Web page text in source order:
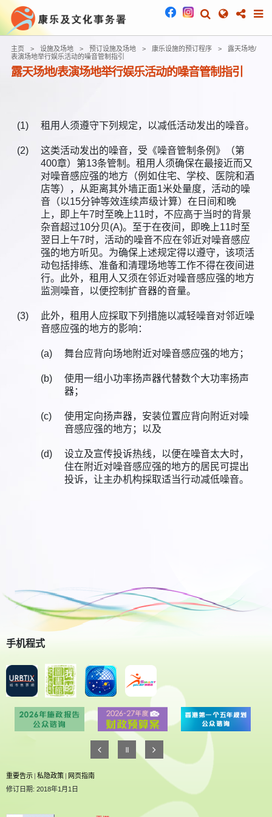
主页 设施及场地 预订设施及场地 康乐设施的预订程序
露天场地/
表演场地举行娱乐活动的噪音管制指引
露天场地/表演场地举行娱乐活动的噪音管制指引
(1) 租用人须遵守下列规定，以减低活动发出的噪音。
(2)
这类活动发出的噪音，受《噪音管制条例》（第
400章）第13条管制。租用人须确保在最接近而又
对噪音感应强的地方（例如住宅、学校、医院和酒
店等），从距离其外墙正面1米处量度，活动的噪
音（以15分钟等效连续声级计算）在日间和晚
上，即上午7时至晚上11时，不应高于当时的背景
杂音超过10分贝(A)。至于在夜间，即晚上11时至
翌日上午7时，活动的噪音不应在邻近对噪音感应
强的地方听见。为确保上述规定得以遵守，该项活
动包括排练、准备和清理场地等工作不得在夜间进
行。此外，租用人又须在邻近对噪音感应强的地方
监测噪音，以便控制扩音器的音量。
(3)
此外，租用人应採取下列措施以减轻噪音对邻近噪
音感应强的地方的影响：
(a) 舞台应背向场地附近对噪音感应强的地方；
(b)
使用一组小功率扬声器代替数个大功率扬声
器；
(c)
使用定向扬声器，安装位置应背向附近对噪
音感应强的地方；以及
(d)
设立及宣传投诉热线，以便在噪音太大时，
住在附近对噪音感应强的地方的居民可提出
投诉，让主办机构採取适当行动减低噪音。
手机程式
重要告示 | 私隐政策 | 网页指南
修订日期: 2018年1月1日